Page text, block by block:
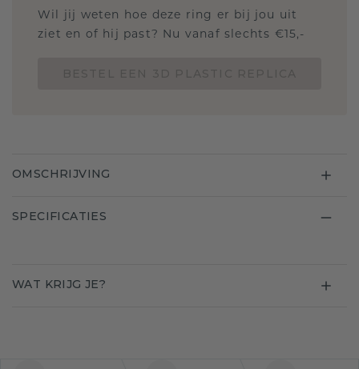
Wil jij weten hoe deze ring er bij jou uit
ziet en of hij past? Nu vanaf slechts €15,-
OMSCHRIJVING
SPECIFICATIES
WAT KRIJG JE?